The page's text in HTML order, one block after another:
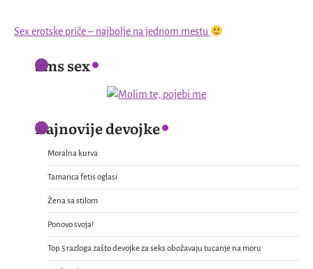
Sex erotske priče – najbolje na jednom mestu
Sms sex
Najnovije devojke
Moralna kurva
Tamarica fetis oglasi
Žena sa stilom
Ponovo svoja!
Top 5 razloga zašto devojke za seks obožavaju tucanje na moru